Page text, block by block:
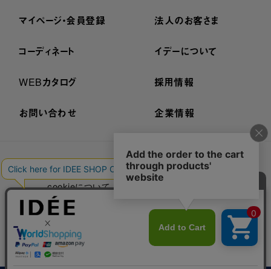
マイページ・会員登録
コーディネート
WEBカタログ
お問い合わせ
法人のお客さま
イデーについて
採用情報
企業情報
プライバシーポリシー 外部送信ポリシー
ご利用規約
cookieについて
特定商取引法に基づく表示
古物営業法に基づく表示